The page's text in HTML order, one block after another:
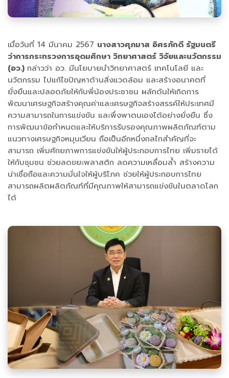
เมื่อวันที่ 14 มีนาคม 2567 นางสาวศุภมาส อิศรภักดี รัฐมนตรี
ว่าการกระทรวงการอุดมศึกษา วิทยาศาสตร์ วิจัยและนวัตกรรม
(อว.) กล่าวว่า อว. มีนโยบายนำวิทยาศาสตร์ เทคโนโลยี และ
นวัตกรรม ไปแก้ไขปัญหาด้านสิ่งแวดล้อม และสร้างอนาคตที่
ยั่งยืนและปลอดภัยให้กับพี่น้องประชาชน ผลักดันให้เกิดการ
พัฒนาเศรษฐกิจสร้างคุณค่าและเศรษฐกิจสร้างสรรค์ให้ประเทศมี
ความสามารถในการแข่งขัน และพึ่งพาตนเองได้อย่างยั่งยืน ซึ่ง
การพัฒนาข้อกำหนดและให้บริการรับรองคุณภาพผลิตภัณฑ์ตาม
แนวทางเศรษฐกิจหมุนเวียน ถือเป็นอีกหนึ่งกลไกสำคัญที่จะ
สามารถ เพิ่มศักยภาพการแข่งขันให้ผู้ประกอบการไทย เพิ่มรายได้
ให้กับชุมชน ช่วยลดขยะพลาสติก ลดความเหลื่อมล้ำ สร้างความ
น่าเชื่อถือและความมั่นใจให้ผู้บริโภค ช่วยให้ผู้ประกอบการไทย
สามารถผลิตผลิตภัณฑ์ที่มีคุณภาพให้สามารถแข่งขันในตลาดโลก
ได้